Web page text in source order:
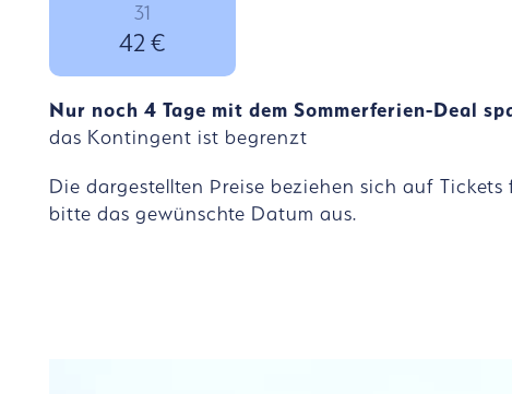
31
42 €
Nur noch 4 Tage mit dem Sommerferien-Deal
das Kontingent ist begrenzt
Die dargestellten Preise beziehen sich auf
bitte das gewünschte Datum aus.
SCHRITT